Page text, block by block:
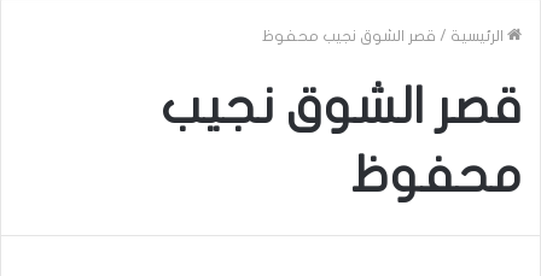
الرئيسية / قصر الشوق نجيب محفوظ
قصر الشوق نجيب
محفوظ